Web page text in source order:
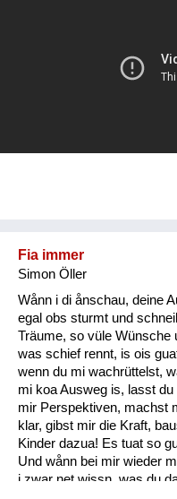
Fia immer
Simon Öller
Wånn i di ånschau, deine
egal obs sturmt und
Träume, so vüle Wünsche
was schief rennt, is ois
wenn du mi wachrüttelst,
mi koa Ausweg is, lasst
mir Perspektiven, machst
klar, gibst mir die Kraft,
Kinder dazua! Es tuat so
Und wånn bei mir wieder
i zwar net wissn, was du